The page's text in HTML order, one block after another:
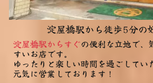
淀屋橋駅から徒歩5分の
淀屋橋駅からすぐの便利な立地で、
すいお店です。
ゆったりと楽しい時間を過ごしてい
元気に営業しております！